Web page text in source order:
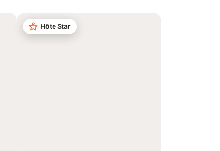
Hôte Star